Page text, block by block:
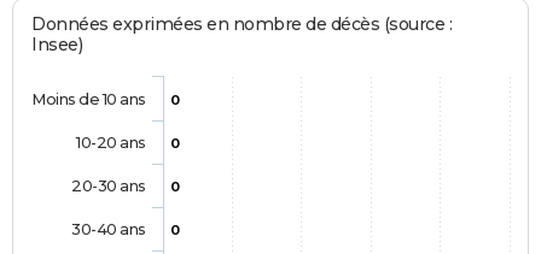
Données exprimées en nombre de décès (source :
Insee)
0
0
0
0
Moins de 10 ans
10-20 ans
20-30 ans
30-40 ans